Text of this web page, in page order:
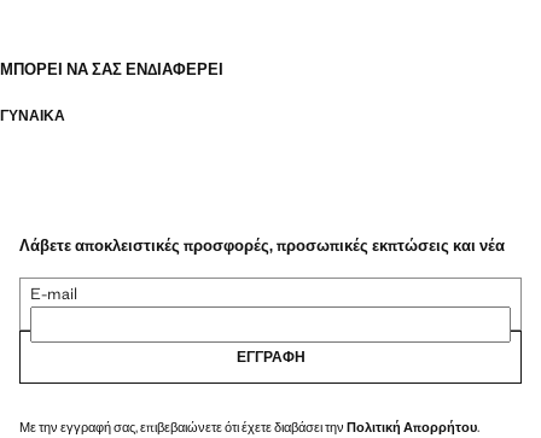
ΜΠΟΡΕΊ ΝΑ ΣΑΣ ΕΝΔΙΑΦΈΡΕΙ
ΓΥΝΑΙΚΑ
Λάβετε αποκλειστικές προσφορές, προσωπικές εκπτώσεις και νέα
E-mail
ΕΓΓΡΑΦΉ
Με την εγγραφή σας, επιβεβαιώνετε ότι έχετε διαβάσει την Πολιτική Απορρήτου.